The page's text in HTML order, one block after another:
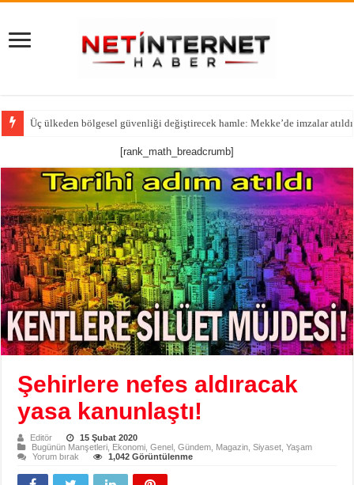
Üç ülkeden bölgesel güvenliği değiştirecek hamle: Mekke’de imzalar atıldı
Yeni Parti’yi Birinci Çıkarmak İsterken Anketi Eksik Bıraktılar!
[rank_math_breadcrumb]
Şehirlere nefes aldıracak
yasa kanunlaştı!
Editör
15 Şubat 2020
Bugünün Manşetleri
Ekonomi ,Genel ,Gündem Magazin ,Siyaset ,Yaşam
Yorum bırak
1,042 Görüntülenme